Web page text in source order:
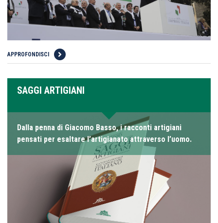
APPROFONDISCI
SAGGI ARTIGIANI
Dalla penna di Giacomo Basso, i racconti artigiani
pensati per esaltare l’artigianato attraverso l’uomo.